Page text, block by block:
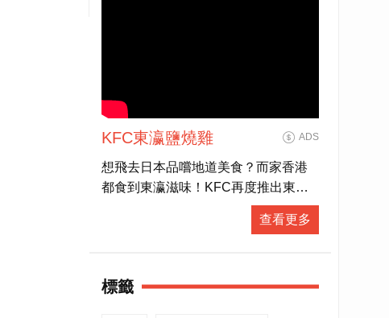
KFC東瀛鹽燒雞 ADS
想飛去日本品嚐地道美食？而家香港
都食到東瀛滋味！KFC再度推出東瀛
鹽燒雞，鹽香嘅金黃微焦外層加上
juicy鮮嫩雞肉，大啖食雞再飲杯勁解
全新東瀛蕎麥麵同田園沙律，熱量低
查看更多
標籤